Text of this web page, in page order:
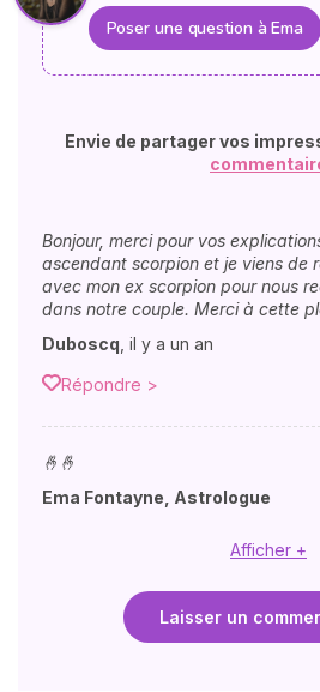
Poser une question à Ema
Envie de partager vos
Bonjour, merci pour vos
ascendant scorpion et je viens de
avec mon ex scorpion pour nous
dans notre couple. Merci à cette
Duboscq il y a un an
Répondre >
🤞🤞
Ema Fontayne, Astrologue
Afficher +
Laisser un